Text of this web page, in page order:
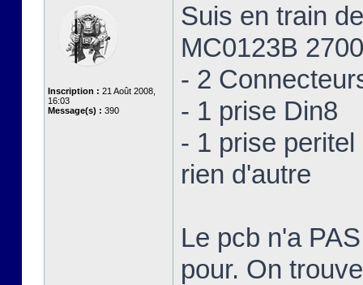
Inscription : 21 Août 2008,
16:03
Message(s) : 390
Suis en train
MC0123B
- 2
- 1 prise Din8
- 1 prise peritel
rien d'autre
Le pcb n'a
pour. On